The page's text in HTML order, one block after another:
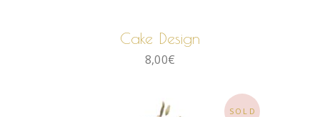
Cake Design
8,00€
SOLD